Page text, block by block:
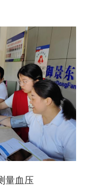
量血压